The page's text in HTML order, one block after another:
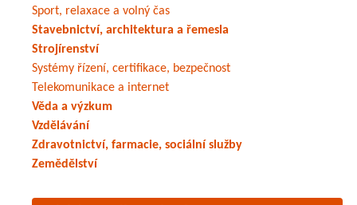
Sport, relaxace a volný čas
Stavebnictví, architektura a řemesla
Strojírenství
Systémy řízení, certifikace, bezpečnost
Telekomunikace a internet
Věda a výzkum
Vzdělávání
Zdravotnictví, farmacie, sociální služby
Zemědělství